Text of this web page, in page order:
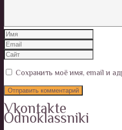
Сохранить моё имя, email и
Vkontakte
Odnoklassniki